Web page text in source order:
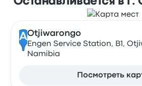
AOtjiwarongo
Engen Service Station, B1,
Namibia
Посмотреть